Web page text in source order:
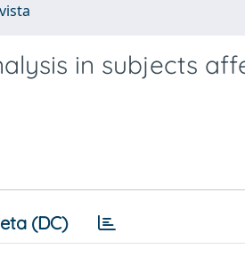
in subjects
(DC)